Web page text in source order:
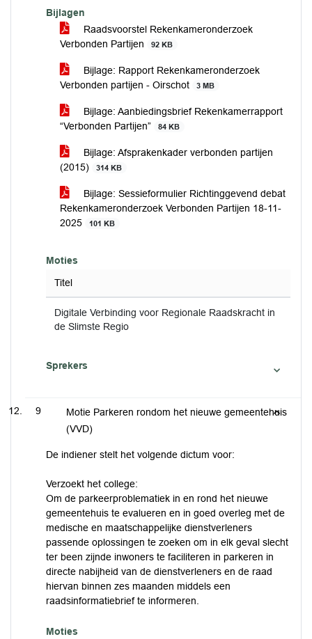
Bijlagen
Raadsvoorstel Rekenkameronderzoek
Verbonden Partijen
92 KB
Bijlage: Rapport Rekenkameronderzoek
Verbonden partijen - Oirschot
3 MB
Bijlage: Aanbiedingsbrief Rekenkamerrapport
“Verbonden Partijen”
84 KB
Bijlage: Afsprakenkader verbonden partijen
(2015)
314 KB
Bijlage: Sessieformulier Richtinggevend debat
Rekenkameronderzoek Verbonden Partijen 18-11-
2025
101 KB
Moties
Titel
Digitale Verbinding voor Regionale Raadskracht in
de Slimste Regio
Sprekers
9
Motie Parkeren rondom het nieuwe gemeentehuis
(VVD)
De indiener stelt het volgende dictum voor:
Verzoekt het college:
Om de parkeerproblematiek in en rond het nieuwe
gemeentehuis te evalueren en in goed overleg met de
medische en maatschappelijke dienstverleners
passende oplossingen te zoeken om in elk geval slecht
ter been zijnde inwoners te faciliteren in parkeren in
directe nabijheid van de dienstverleners en de raad
hiervan binnen zes maanden middels een
raadsinformatiebrief te informeren.
Moties